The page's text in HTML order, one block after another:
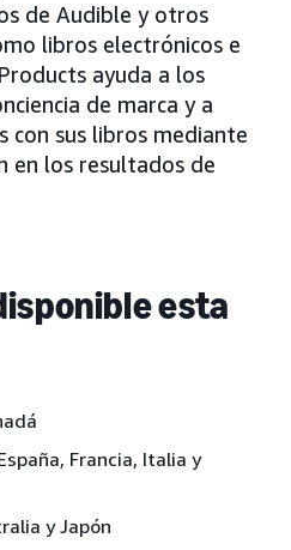
de Audible y otros
libros electrónicos e
ayuda a los
de marca y a
con sus libros mediante
en los resultados de
esta
Francia, Italia y
y Japón